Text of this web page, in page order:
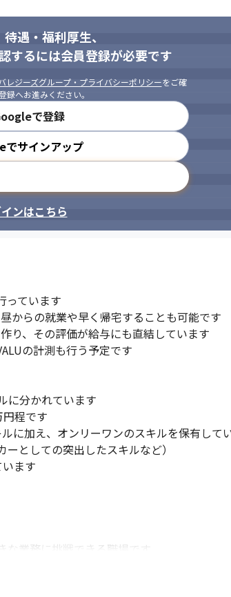
遇・福利厚生、
するには会員登録が必要です
レジーズグループ・プライバシーポリシーをご確
へお進みください。
で登録
でサインアップ
ンはこちら
っています
からの就業や早く帰宅することも可能です
り、その評価が給与にも直結しています
の計測も行う予定です
に分かれています
程です
に加え、オンリーワンのスキルを保有して
としての突出したスキルなど）
ます
な業務に挑戦できる職場です